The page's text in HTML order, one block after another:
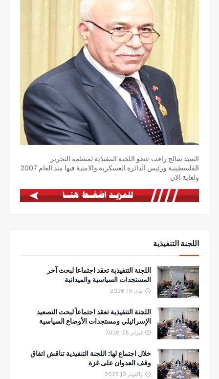
السيد صالح رافت عضو اللجنة التنفيذية لمنظمة التحرير
الفلسطينية ورئيس الدائرة العسكرية والامنية فيها منذ العام 2007
ولغاية الان
اللجنة التنفيذية
اللجنة التنفيذية تعقد اجتماعا لبحث آخر
المستجدات السياسية والميدانية
ماي 19, 2026
اللجنة التنفيذية تعقد اجتماعاً لبحث التصعيد
الإسرائيلي ومستجدات الأوضاع السياسية
فبراير 25, 2026
خلال اجتماع لها: اللجنة التنفيذية تناقش اتفاق
وقف العدوان على غزة
واكتوبر 10, 2025